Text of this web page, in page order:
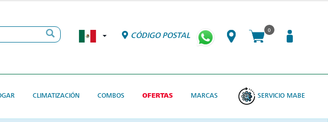
CÓDIGO POSTAL
0
CLIMATIZACIÓN COMBOS OFERTAS MARCAS SERVICIO MABE